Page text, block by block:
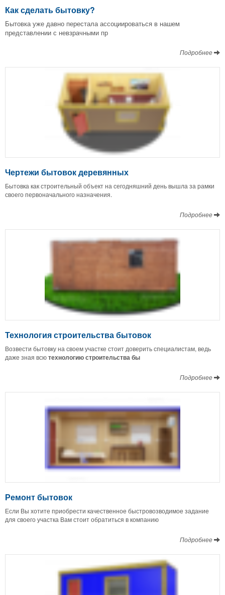
Как сделать бытовку?
Бытовка уже давно перестала ассоциироваться в нашем
представлении с невзрачными пр
Подробнее
Чертежи бытовок деревянных
Бытовка как строительный объект на сегодняшний день вышла за рамки
своего первоначального назначения.
Подробнее
Технология строительства бытовок
Возвести бытовку на своем участке стоит доверить специалистам, ведь
даже зная всютехнологию строительства бы
Подробнее
Ремонт бытовок
Если Вы хотите приобрести качественное быстровозводимое задание
для своего участка Вам стоит обратиться в компанию
Подробнее